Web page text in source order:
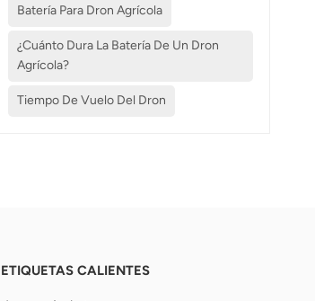
Batería Para Dron Agrícola
¿Cuánto Dura La Batería De Un Dron
Agrícola?
Tiempo De Vuelo Del Dron
ETIQUETAS CALIENTES